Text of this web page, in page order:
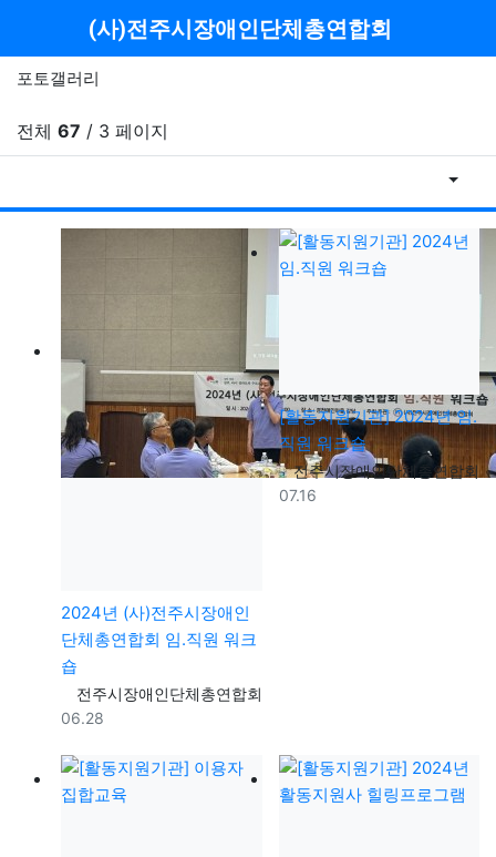
(사)전주시장애인단체총연합회
포토갤러리
전체 67 / 3 페이지
날짜
2024년 (사)전주시장애인
단체총연합회 임.직원 워크
숍
등록자
전주시장애인단체총연합회
등록일
06.28
[활동지원기관] 2024년 임.
직원 워크숍
등록자
전주시장애인단체총연합회
등록일
07.16